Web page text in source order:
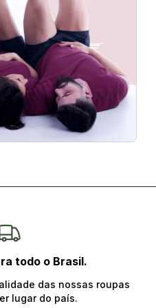
todo o Brasil.
das nossas roupas
lugar do país.